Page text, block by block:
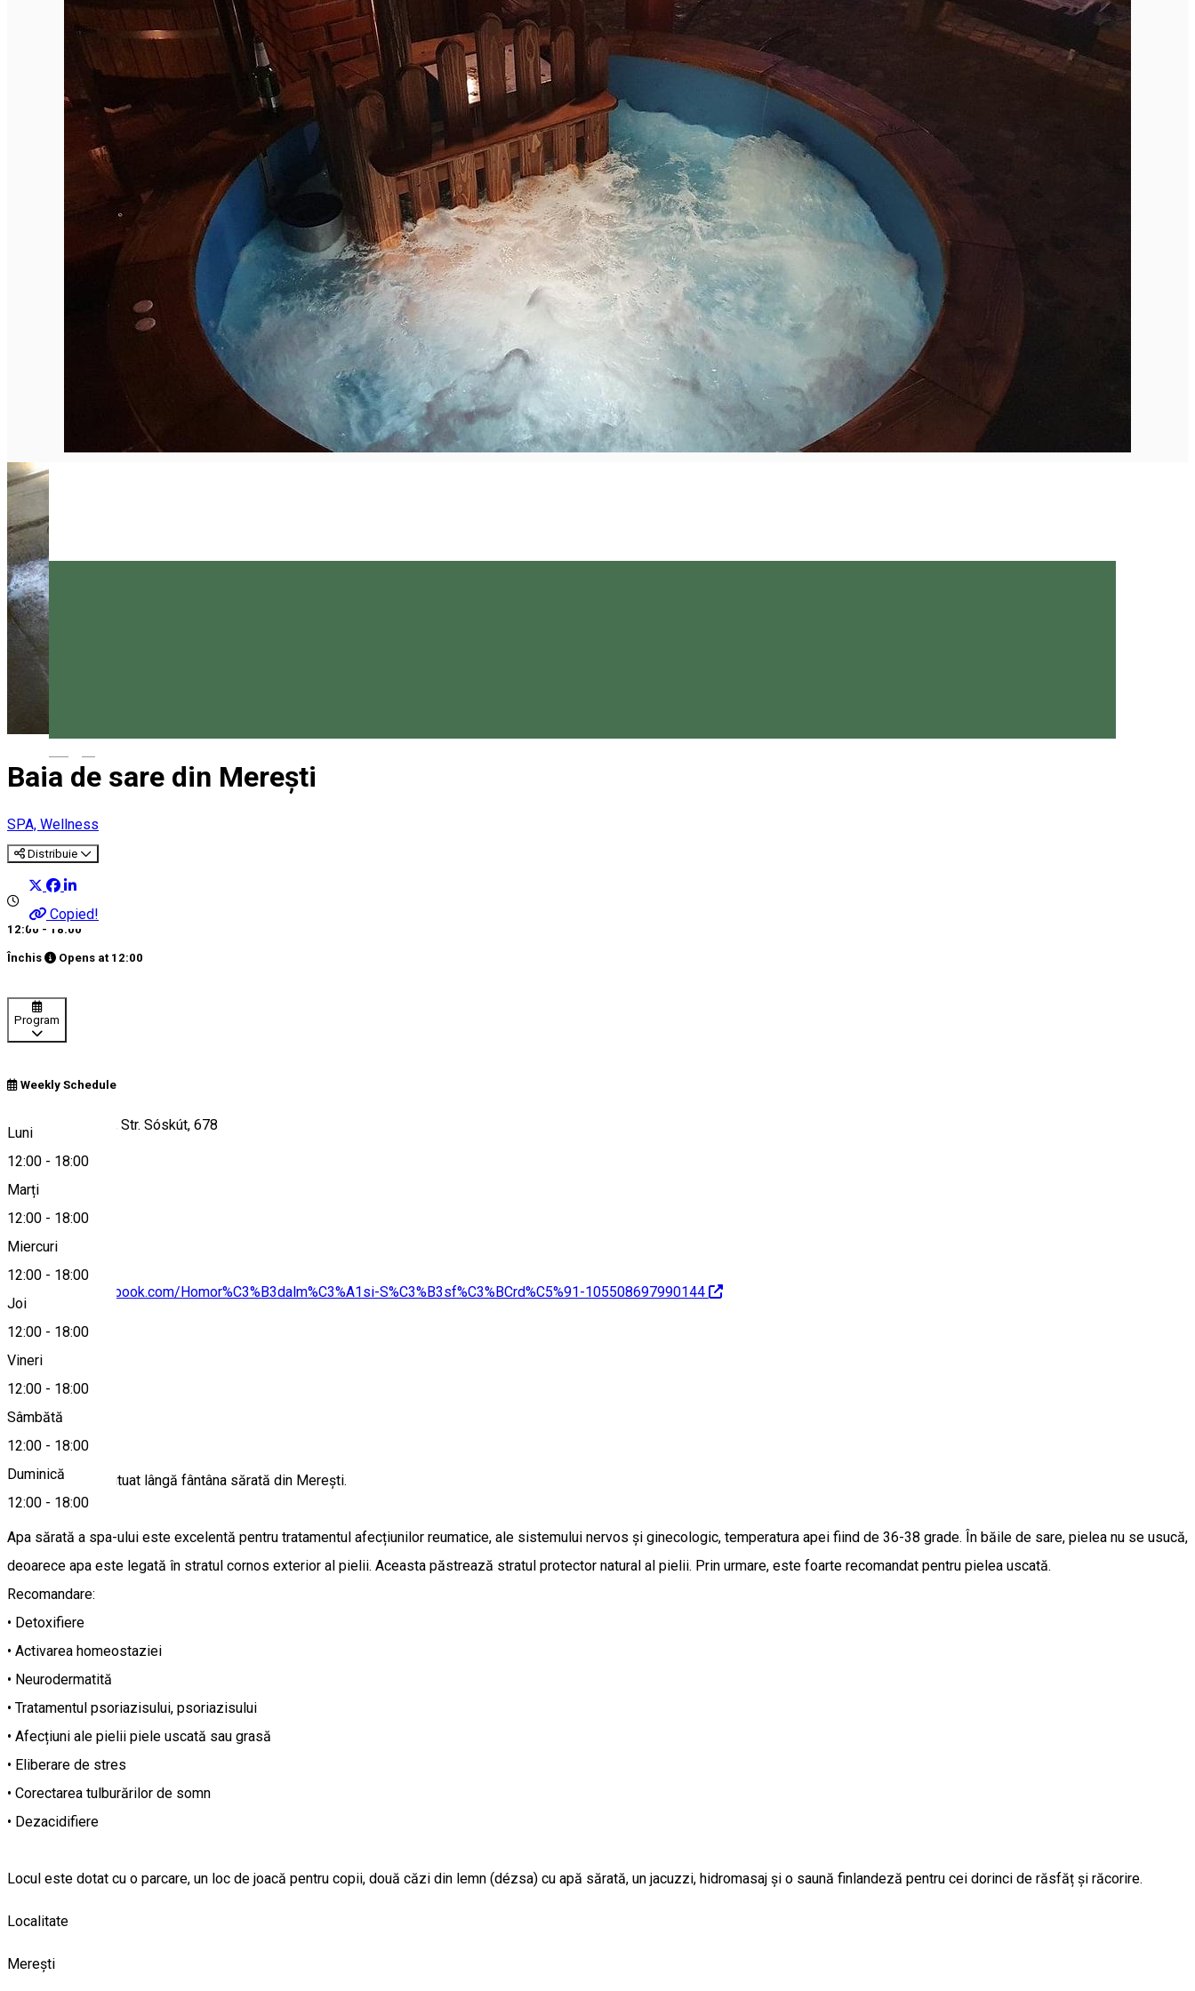
Închirieri de biciclete
Baia de sare din Merești
SPA, Wellness
Distribuie
Copied!
12:00 - 18:00
Închis Opens at 12:00
Program
Weekly Schedule
Luni
12:00 - 18:00
Marți
12:00 - 18:00
Miercuri
12:00 - 18:00
Joi
12:00 - 18:00
Vineri
12:00 - 18:00
Sâmbătă
12:00 - 18:00
Duminică
12:00 - 18:00
Merești, Romania, Str. Sóskút, 678
Hartă
https://www.facebook.com/Homor%C3%B3dalm%C3%A1si-S%C3%B3sf%C3%BCrd%C5%91-105508697990144
Rezervări
Despre
Acest spa este situat lângă fântâna sărată din Merești.
Apa sărată a spa-ului este excelentă pentru tratamentul afecțiunilor reumatice, ale sistemului nervos și ginecologic, temperatura apei fiind de 36-38 grade. În băile de sare, pielea nu se usucă,
deoarece apa este legată în stratul cornos exterior al pielii. Aceasta păstrează stratul protector natural al pielii. Prin urmare, este foarte recomandat pentru pielea uscată.
Recomandare:
• Detoxifiere
• Activarea homeostaziei
• Neurodermatită
• Tratamentul psoriazisului, psoriazisului
• Afecțiuni ale pielii piele uscată sau grasă
• Eliberare de stres
• Corectarea tulburărilor de somn
• Dezacidifiere
Locul este dotat cu o parcare, un loc de joacă pentru copii, două căzi din lemn (dézsa) cu apă sărată, un jacuzzi, hidromasaj și o saună finlandeză pentru cei dorinci de răsfăț și răcorire.
Localitate
Merești